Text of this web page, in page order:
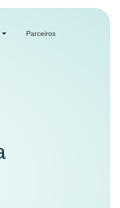
Parceiros